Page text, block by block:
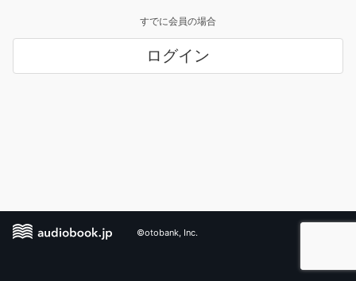
すでに会員の場合
ログイン
©otobank, Inc.